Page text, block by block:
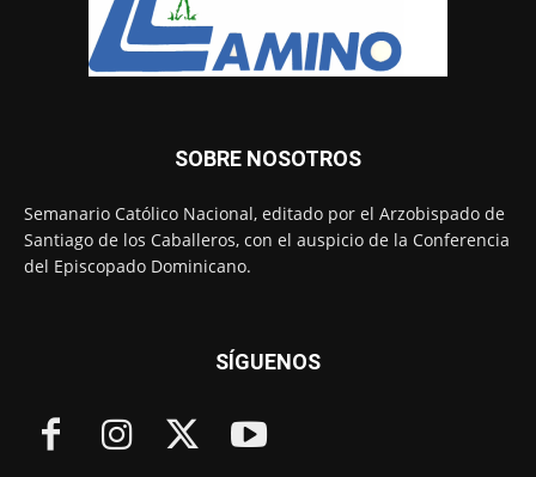
SOBRE NOSOTROS
Semanario Católico Nacional, editado por el Arzobispado de
Santiago de los Caballeros, con el auspicio de la Conferencia
del Episcopado Dominicano.
SÍGUENOS